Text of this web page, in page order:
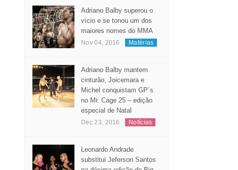
Adriano Balby superou o
vício e se tonou um dos
maiores nomes do MMA
Nov 04, 2016 Matérias
Adriano Balby mantem
cinturão, Joicemara e
Michel conquistam GP´s
no Mr. Cage 25 – edição
especial de Natal
Dec 23, 2016 Notícias
Leonardo Andrade
substitui Jeferson Santos